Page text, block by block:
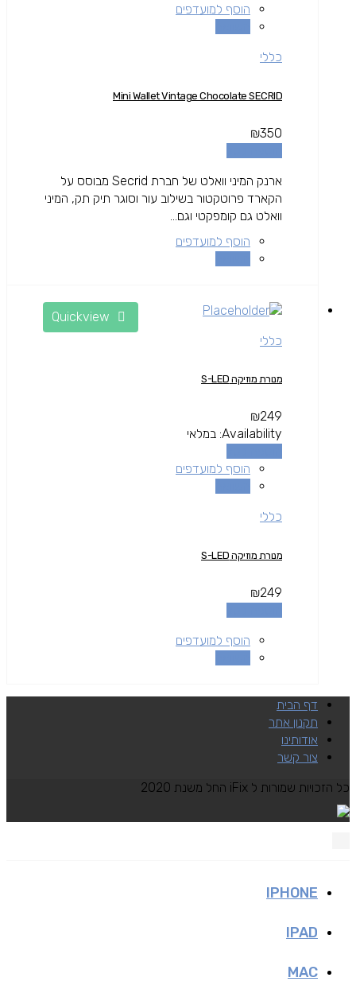
הוסף למועדפים
כללי
Mini Wallet Vintage Chocolate SECRID
₪350
ארנק המיני וואלט של חברת Secrid מבוסס על
הקארד פרוטקטור בשילוב עור וסוגר תיק תק, המיני
וואלט גם קומפקטי וגם...
הוסף למועדפים
כללי
מנורת מוזיקה S-LED
₪249
Availability: במלאי
הוסף למועדפים
כללי
מנורת מוזיקה S-LED
₪249
הוסף למועדפים
דף הבית
תקנון אתר
אודותינו
צור קשר
כל הזכויות שמורות ל iFix החל משנת 2020
IPHONE
IPAD
MAC